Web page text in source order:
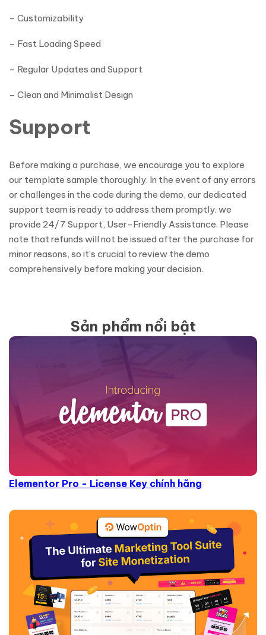
– Customizability
– Fast Loading Speed
– Regular Updates and Support
– Clean and Minimalist Design
Support
Before making a purchase, we encourage you to explore
our template sample thoroughly. In the event of any errors
or challenges in the code during the demo, our dedicated
support team is ready to address them promptly. we
provide 24/7 Support, User-Friendly Assistance. Please
note that refunds will not be issued after the purchase for
minor reasons, so it’s crucial to review the demo
comprehensively before making your decision.
Sản phẩm nổi bật
Elementor Pro - License Key chính hãng